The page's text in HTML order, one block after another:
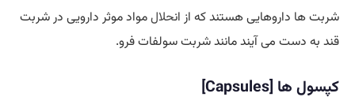
شربت ها داروهایی هستند که از انحلالمواد موثر دارویی در شربت
قند به دست می آیند مانند شربت سولفات فرو.
کپسول ها [Capsules]